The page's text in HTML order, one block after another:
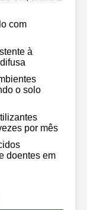
com
à
o solo
por mês
doentes em